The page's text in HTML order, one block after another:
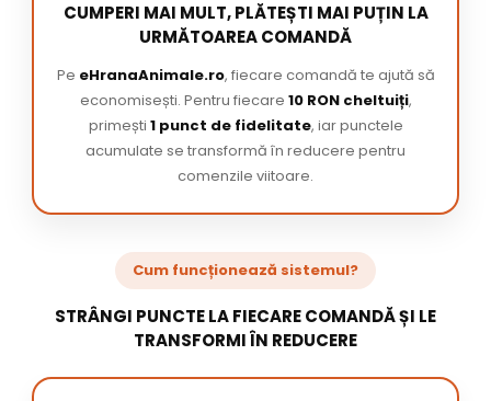
CUMPERI MAI MULT, PLĂTEȘTI MAI PUȚIN LA
URMĂTOAREA COMANDĂ
Pe eHranaAnimale.ro, fiecare comandă te ajută să
economisești. Pentru fiecare 10 RON cheltuiți,
primești 1 punct de fidelitate, iar punctele
acumulate se transformă în reducere pentru
comenzile viitoare.
Cum funcționează sistemul?
STRÂNGI PUNCTE LA FIECARE COMANDĂ ȘI LE
TRANSFORMI ÎN REDUCERE